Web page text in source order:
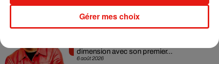
6 août 2026
dimension avec son premier...
Gérer mes choix